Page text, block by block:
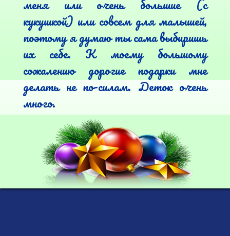
меня или очень большие (с
кукушкой) или совсем для малышей,
поэтому я думаю ты сама выбиришь
их себе. К моему большому
сожалению дорогие подарки мне
делать не по-силам. Деток очень
много.